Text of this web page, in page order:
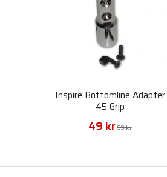
Inspire Bottomline Adapter
45 Grip
49 kr 99 kr